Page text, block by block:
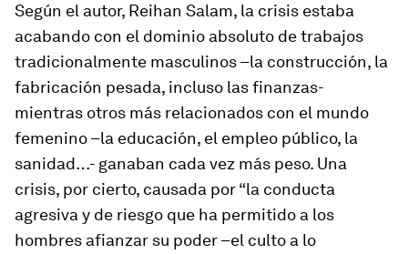
Según el autor, Reihan Salam, la crisis estaba
acabando con el dominio absoluto de trabajos
tradicionalmente masculinos –la construcción, la
fabricación pesada, incluso las finanzas-
mientras otros más relacionados con el mundo
femenino –la educación, el empleo público, la
sanidad…- ganaban cada vez más peso. Una
crisis, por cierto, causada por “la conducta
agresiva y de riesgo que ha permitido a los
hombres afianzar su poder –el culto a lo